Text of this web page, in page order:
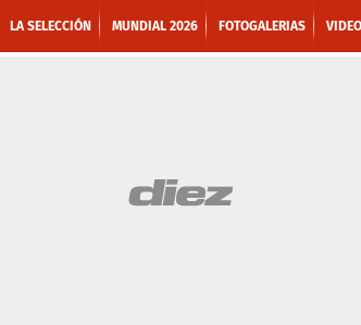
LA SELECCIÓN MUNDIAL 2026 FOTOGALERIAS